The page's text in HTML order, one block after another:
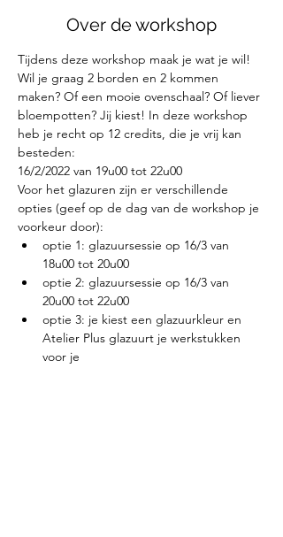
Over de workshop
Tijdens deze workshop maak je wat je wil!
Wil je graag 2 borden en 2 kommen
maken? Of een mooie ovenschaal? Of liever
bloempotten? Jij kiest! In deze workshop
heb je recht op 12 credits, die je vrij kan
besteden:
16/2/2022 van 19u00 tot 22u00
Voor het glazuren zijn er verschillende
opties (geef op de dag van de workshop je
voorkeur door):
optie 1: glazuursessie op 16/3 van
18u00 tot 20u00
optie 2: glazuursessie op 16/3 van
20u00 tot 22u00
optie 3: je kiest een glazuurkleur en
Atelier Plus glazuurt je werkstukken
voor je